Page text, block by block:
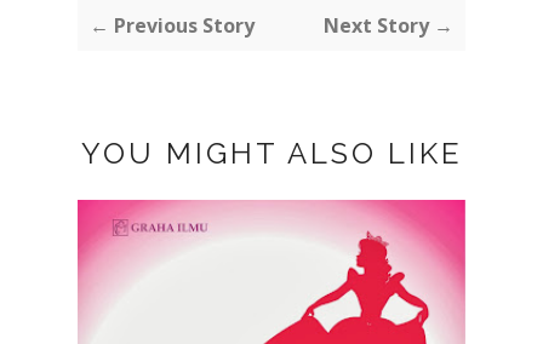
← Previous Story Next Story →
YOU MIGHT ALSO LIKE